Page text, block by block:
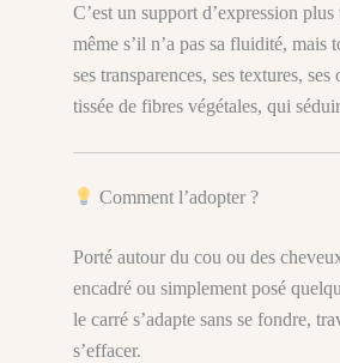
C’est un support d’expression
même s’il n’a pas sa fluidité, mais
ses transparences, ses textures,
tissée de fibres végétales, qui
Comment l’adopter ?
Porté autour du cou ou des
encadré ou simplement posé
le carré s’adapte sans se fondre,
s’effacer.